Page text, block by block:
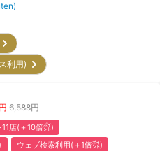
ス利用)
6,588円
店(＋10倍㌽)
ウェブ検索利用(＋1倍㌽)